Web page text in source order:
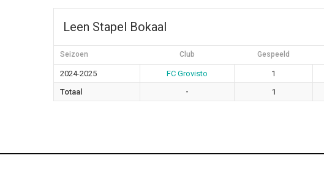
Leen Stapel Bokaal
Seizoen Club Gespeeld
2024-2025 FC Grovisto 1
Totaal
- 1